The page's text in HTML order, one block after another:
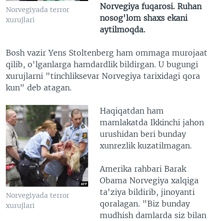
Norvegiyada terror
xurujlari
Norvegiya fuqarosi. Ruhan
nosog'lom shaxs ekani
aytilmoqda.
Bosh vazir Yens Stoltenberg ham ommaga murojaat
qilib, o'lganlarga hamdardlik bildirgan. U bugungi
xurujlarni "tinchliksevar Norvegiya tarixidagi qora
kun" deb atagan.
Norvegiyada terror
xurujlari
Haqiqatdan ham
mamlakatda Ikkinchi jahon
urushidan beri bunday
xunrezlik kuzatilmagan.
Amerika rahbari Barak
Obama Norvegiya xalqiga
ta'ziya bildirib, jinoyanti
qoralagan. "Biz bunday
mudhish damlarda siz bilan